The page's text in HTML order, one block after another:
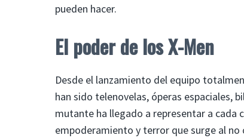
pueden hacer.
El poder de los X-Men
Desde el lanzamiento del equipo
han sido telenovelas, óperas espaciales,
mutante ha llegado a representar a
empoderamiento y terror que surge al